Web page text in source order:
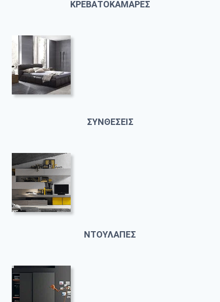
ΚΡΕΒΑΤΟΚΑΜΑΡΕΣ
ΣΥΝΘΕΣΕΙΣ
ΝΤΟΥΛΑΠΕΣ